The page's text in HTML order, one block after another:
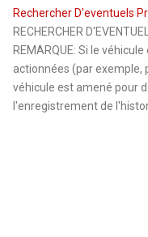
Rechercher D'eventuels
RECHERCHER
REMARQUE: Si le
actionnées (par exemple,
véhicule est amené pour
l'enregistrement de